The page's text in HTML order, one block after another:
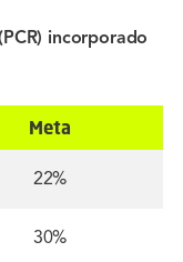
incorporado
Meta
22%
30%